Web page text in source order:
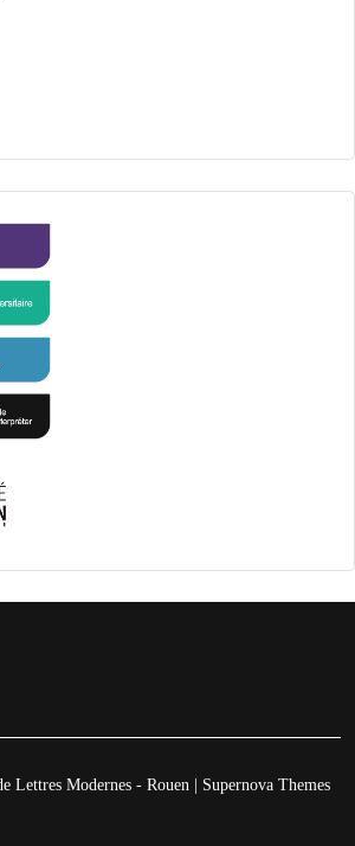
Lettres Modernes - Rouen | Supernova Themes